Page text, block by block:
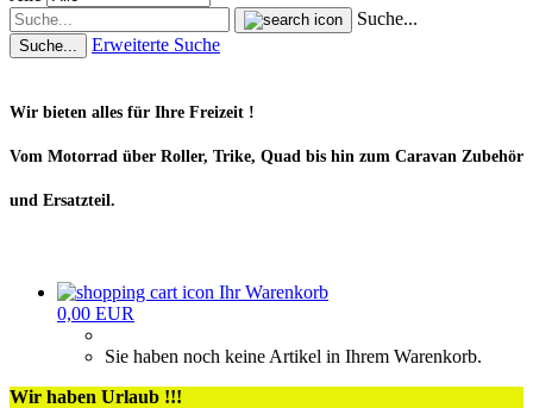
Suche...
Suche... Erweiterte Suche
Wir bieten alles für Ihre Freizeit !
Vom Motorrad über Roller, Trike, Quad bis hin zum Caravan Zubehör
und Ersatzteil.
Ihr Warenkorb
0,00 EUR
Sie haben noch keine Artikel in Ihrem Warenkorb.
Wir haben Urlaub !!!